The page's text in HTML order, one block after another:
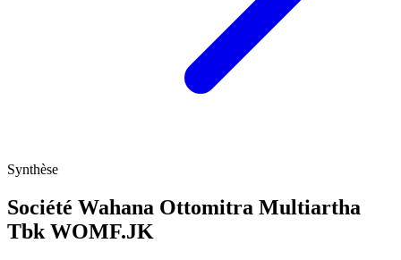
Synthèse
Société Wahana Ottomitra Multiartha
Tbk WOMF.JK